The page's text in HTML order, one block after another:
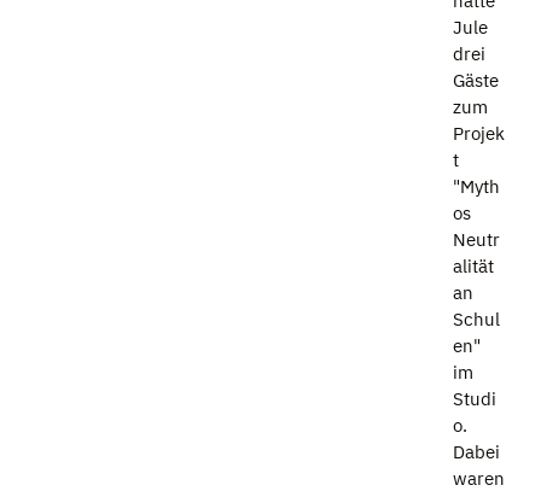
Jule
drei
Gäste
zum
Projek
t
"Myth
os
Neutr
alität
an
Schul
en"
im
Studi
o.
Dabei
waren